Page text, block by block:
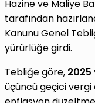
Hazine ve Maliye
tarafından
Kanunu Genel
yürürlüğe girdi.
Tebliğe göre, 2025
üçüncü geçici